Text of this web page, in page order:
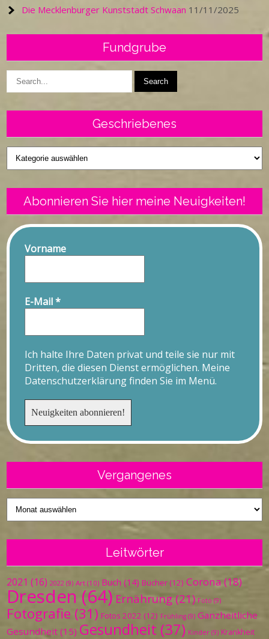
Die Mecklenburger Kunststadt Schwaan 11/11/2025
Fundgrube
Geschriebenes
Geschriebenes
Abonnieren Sie hier meine Neuigkeiten!
Vorname
E-Mail*
Ich halte Ihre Daten privat und teile sie nur mit
Dritten, die diesen Dienst ermöglichen. Meine
Datenschutzerklärung finden Sie im Menü.
Vergangenes
Vergangenes
Leitwörter
2021 (16) 2022 (9) Art (10) Buch (14) Bücher(12) Corona (18)
Dresden (64) Ernährung (21) Foto (9)
Fotografie (31) Fotos 2022 (12) Frühling (9) Ganzheitliche
Gesundheit (15) Gesundheit (37) Kinder (9) Krankheit